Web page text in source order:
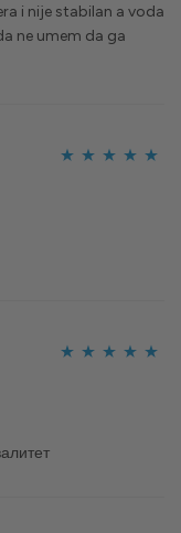
i nije stabilan a voda
ne umem da ga